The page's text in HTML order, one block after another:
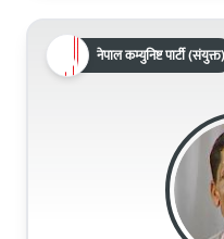
नेपाल कम्युनिष्ट पार्टी (संयुक्त)